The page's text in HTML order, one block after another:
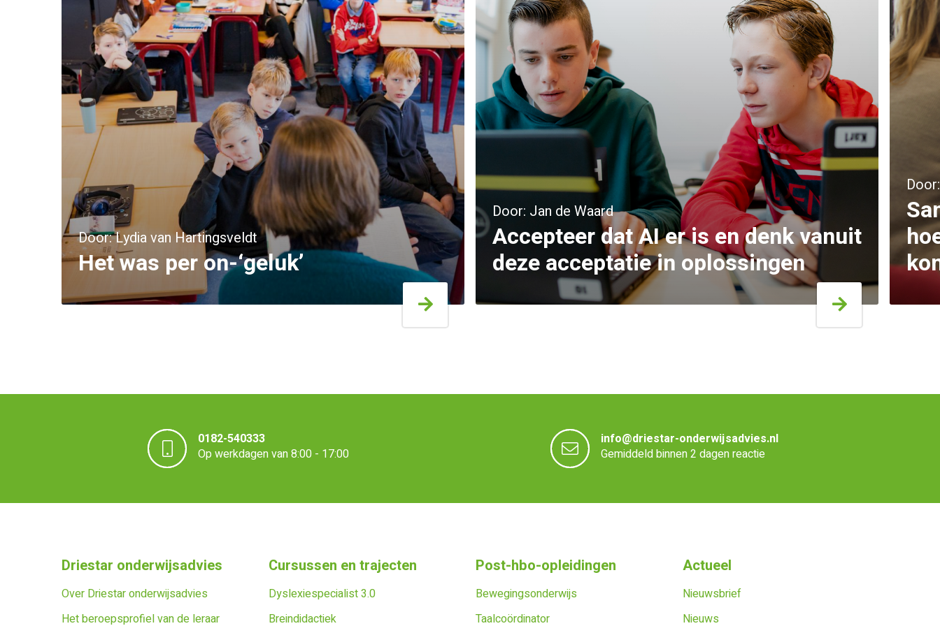
Door: Lydia van Hartingsveldt
Het was per on-‘geluk’
Door: Jan de Waard
Accepteer dat AI er is en denk vanuit
deze acceptatie in oplossingen
0182-540333
Op werkdagen van 8:00 - 17:00
info@driestar-onderwijsadvies.nl
Gemiddeld binnen 2 dagen reactie
Driestar onderwijsadvies
Over Driestar onderwijsadvies
Het beroepsprofiel van de leraar
Cursussen en trajecten
Dyslexiespecialist 3.0
Breindidactiek
Post-hbo-opleidingen
Bewegingsonderwijs
Taalcoördinator
Actueel
Nieuwsbrief
Nieuws